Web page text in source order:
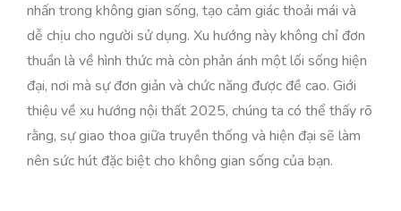
nhấn trong không gian sống, tạo cảm giác thoải mái và
dễ chịu cho người sử dụng. Xu hướng này không chỉ đơn
thuần là về hình thức mà còn phản ánh một lối sống hiện
đại, nơi mà sự đơn giản và chức năng được đề cao. Giới
thiệu về xu hướng nội thất 2025, chúng ta có thể thấy rõ
rằng, sự giao thoa giữa truyền thống và hiện đại sẽ làm
nên sức hút đặc biệt cho không gian sống của bạn.